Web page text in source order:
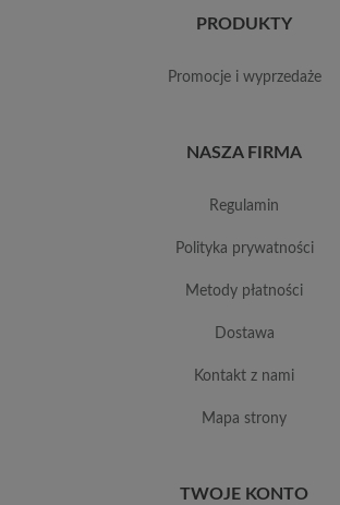
PRODUKTY
promocje i wyprzedaże
NASZA FIRMA
regulamin
polityka prywatności
metody płatności
dostawa
kontakt z nami
mapa strony
TWOJE KONTO